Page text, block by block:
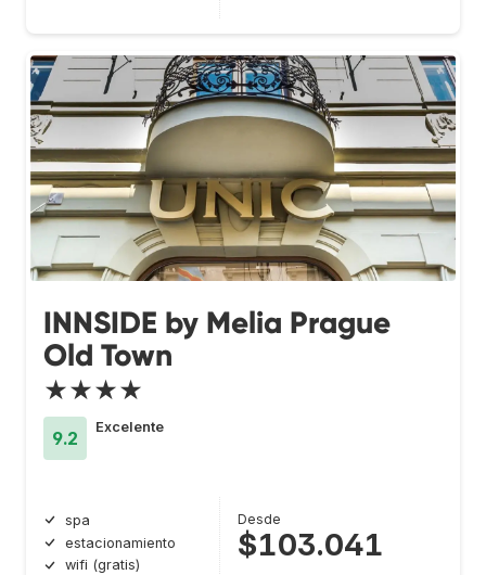
INNSIDE by Melia Prague
Old Town
★★★★
9.2
Excelente
spa
estacionamiento
wifi (gratis)
Desde
$103.041